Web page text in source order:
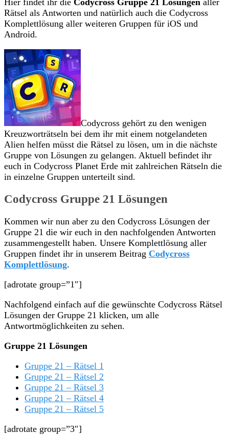
Rätsel als Antworten und natürlich auch die Codycross
Komplettlösung aller weiteren Gruppen für iOS und
Android.
Codycross gehört zu den wenigen
Kreuzworträtseln bei dem ihr mit einem notgelandeten
Alien helfen müsst die Rätsel zu lösen, um in die nächste
Gruppe von Lösungen zu gelangen. Aktuell befindet ihr
euch in Codycross Planet Erde mit zahlreichen Rätseln die
in einzelne Gruppen unterteilt sind.
Codycross Gruppe 21 Lösungen
Kommen wir nun aber zu den Codycross Lösungen der
Gruppe 21 die wir euch in den nachfolgenden Antworten
zusammengestellt haben. Unsere Komplettlösung aller
Gruppen findet ihr in unserem Beitrag Codycross
Komplettlösung.
[adrotate group=”1″]
Nachfolgend einfach auf die gewünschte Codycross Rätsel
Lösungen der Gruppe 21 klicken, um alle
Antwortmöglichkeiten zu sehen.
Gruppe 21 Lösungen
Gruppe 21 – Rätsel 1
Gruppe 21 – Rätsel 2
Gruppe 21 – Rätsel 3
Gruppe 21 – Rätsel 4
Gruppe 21 – Rätsel 5
[adrotate group=”3″]